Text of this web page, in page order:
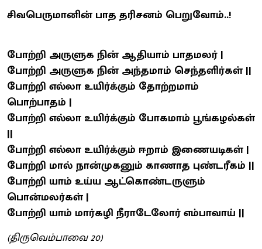
சிவபெருமானின் பாத தரிசனம் பெறுவோம்..!
போற்றி அருளுக நின் ஆதியாம் பாதமலர் |
போற்றி அருளுக நின் அந்தமாம் செந்தளிர்கள் ||
போற்றி எல்லா உயிர்க்கும் தோற்றமாம்
பொற்பாதம் |
போற்றி எல்லா உயிர்க்கும் போகமாம் பூங்கழல்கள்
||
போற்றி எல்லா உயிர்க்கும் ஈறாம் இணையடிகள் |
போற்றி மால் நான்முகனும் காணாத புண்டரீகம் ||
போற்றி யாம் உய்ய ஆட்கொண்டருளும்
பொன்மலர்கள் |
போற்றி யாம் மார்கழி நீராடேலோர் எம்பாவாய் ||
(திருவெம்பாவை 20)